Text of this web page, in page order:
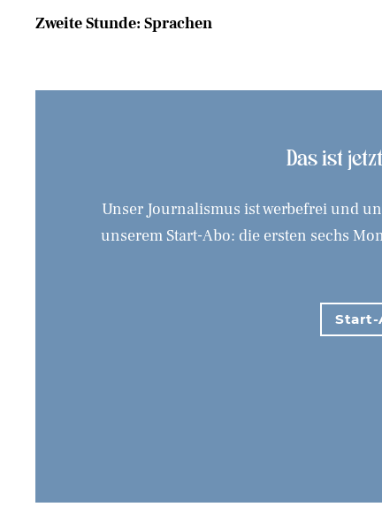
Zweite Stunde: Sprachen
Das ist
Unser Journalismus ist werbefrei und
unserem Start-Abo: die ersten sechs
Start-